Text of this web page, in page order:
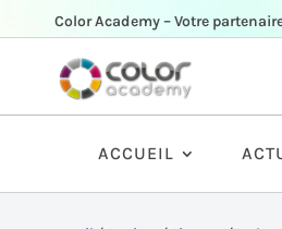
Color Academy – Votre
ACCUEIL